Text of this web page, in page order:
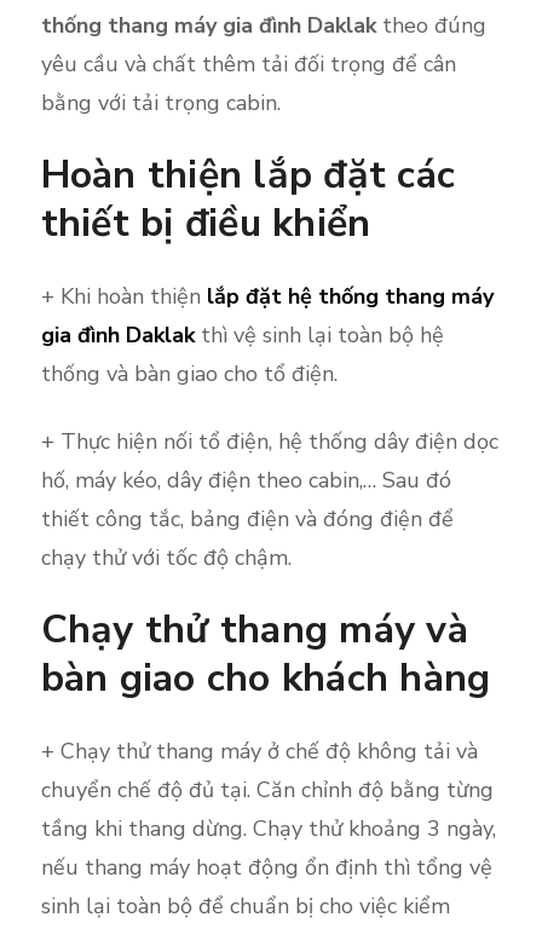
thống thang máy gia đình Daklaktheo đúng
yêu cầu và chất thêm tải đối trọng để cân
bằng với tải trọng cabin.
Hoàn thiện lắp đặt các
thiết bị điều khiển
+ Khi hoàn thiện lắp đặt hệ thống thang máy
gia đình Daklak thì vệ sinh lại toàn bộ hệ
thống và bàn giao cho tổ điện.
+ Thực hiện nối tổ điện, hệ thống dây điện dọc
hố, máy kéo, dây điện theo cabin,… Sau đó
thiết công tắc, bảng điện và đóng điện để
chạy thử với tốc độ chậm.
Chạy thử thang máy và
bàn giao cho khách hàng
+ Chạy thử thang máy ở chế độ không tải và
chuyển chế độ đủ tại. Căn chỉnh độ bằng từng
tầng khi thang dừng. Chạy thử khoảng 3 ngày,
nếu thang máy hoạt động ổn định thì tổng vệ
sinh lại toàn bộ để chuẩn bị cho việc kiểm